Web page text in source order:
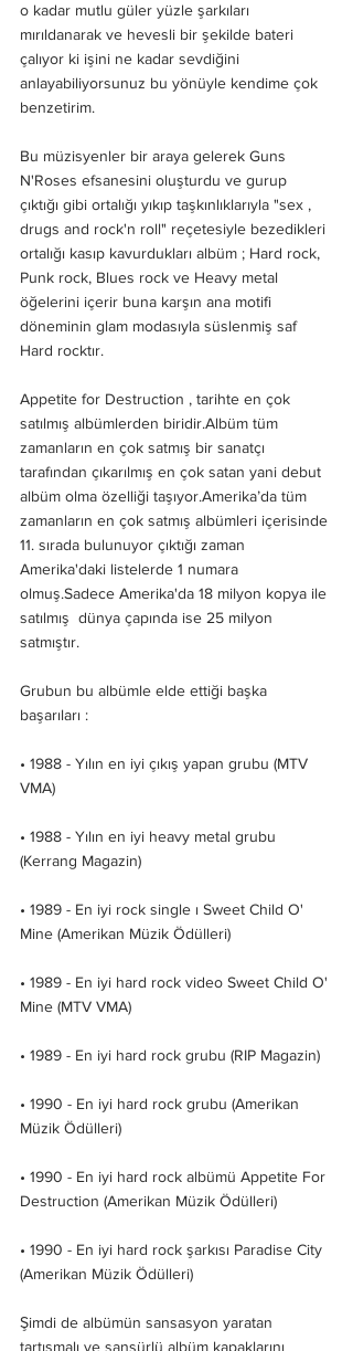
o kadar mutlu güler yüzle şarkıları
mırıldanarak ve hevesli bir şekilde bateri
çalıyor ki işini ne kadar sevdiğini
anlayabiliyorsunuz bu yönüyle kendime çok
benzetirim.
Bu müzisyenler bir araya gelerek Guns
N'Roses efsanesini oluşturdu ve gurup
çıktığı gibi ortalığı yıkıp taşkınlıklarıyla "sex ,
drugs and rock'n roll" reçetesiyle bezedikleri
ortalığı kasıp kavurdukları albüm ; Hard rock,
Punk rock, Blues rock ve Heavy metal
öğelerini içerir buna karşın ana motifi
döneminin glam modasıyla süslenmiş saf
Hard rocktır.
Appetite for Destruction , tarihte en çok
satılmış albümlerden biridir.Albüm tüm
zamanların en çok satmış bir sanatçı
tarafından çıkarılmış en çok satan yani debut
albüm olma özelliği taşıyor.Amerika’da tüm
zamanların en çok satmış albümleri içerisinde
11. sırada bulunuyor çıktığı zaman
Amerika'daki listelerde 1 numara
olmuş.Sadece Amerika'da 18 milyon kopya ile
satılmış  dünya çapında ise 25 milyon
satmıştır.
Grubun bu albümle elde ettiği başka
başarıları :
• 1988 - Yılın en iyi çıkış yapan grubu (MTV
VMA)
• 1988 - Yılın en iyi heavy metal grubu
(Kerrang Magazin)
• 1989 - En iyi rock single ı Sweet Child O'
Mine (Amerikan Müzik Ödülleri)
• 1989 - En iyi hard rock video Sweet Child O'
Mine (MTV VMA)
• 1989 - En iyi hard rock grubu (RIP Magazin)
• 1990 - En iyi hard rock grubu (Amerikan
Müzik Ödülleri)
• 1990 - En iyi hard rock albümü Appetite For
Destruction (Amerikan Müzik Ödülleri)
• 1990 - En iyi hard rock şarkısı Paradise City
(Amerikan Müzik Ödülleri)
Şimdi de albümün sansasyon yaratan
tartışmalı ve sansürlü albüm kapaklarını